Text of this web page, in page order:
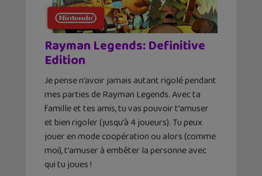
Rayman Legends: Definitive
Edition
Je pense n’avoir jamais autant rigolé pendant
mes parties de Rayman Legends. Avec ta
famille et tes amis, tu vas pouvoir t’amuser
et bien rigoler (jusqu’à 4 joueurs). Tu peux
jouer en mode coopération ou alors (comme
moi), t’amuser à embêter la personne avec
qui tu joues !